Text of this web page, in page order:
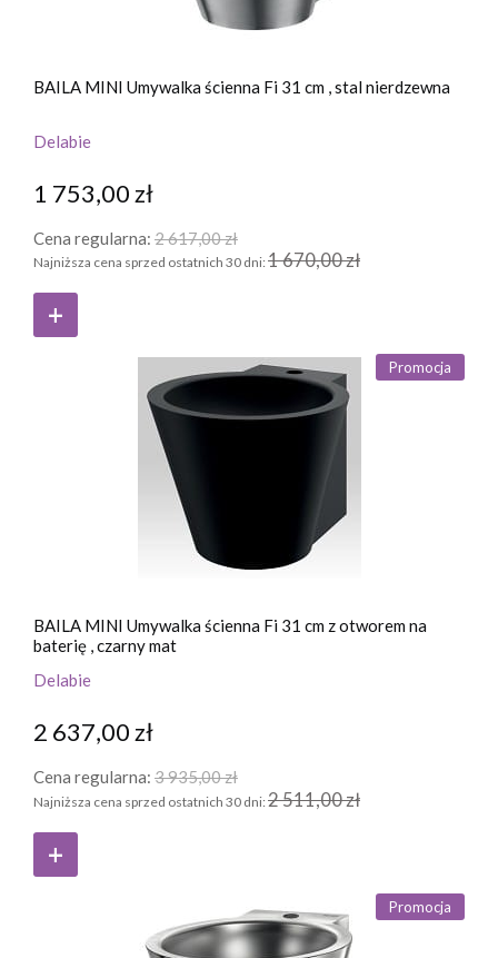
BAILA MINI Umywalka ścienna Fi 31 cm , stal nierdzewna
Delabie
1 753,00 zł
Cena regularna: 2 617,00 zł
Najniższa cena sprzed ostatnich 30 dni: 1 670,00 zł
BAILA MINI Umywalka ścienna Fi 31 cm z otworem na
baterię , czarny mat
Delabie
2 637,00 zł
Cena regularna: 3 935,00 zł
Najniższa cena sprzed ostatnich 30 dni: 2 511,00 zł
Promocja
Promocja